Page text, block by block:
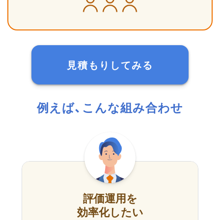
見積もりしてみる
例えば、こんな組み合わせ
評価運用を
効率化したい